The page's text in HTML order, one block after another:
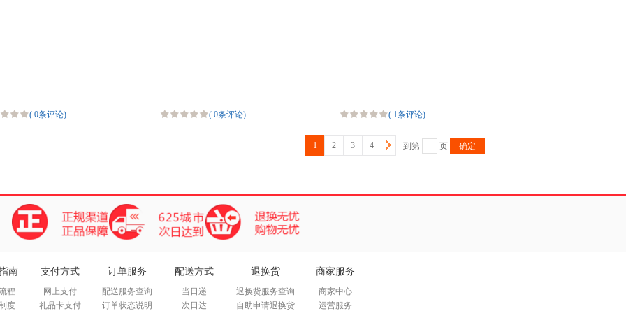
( 0条评论) ( 0条评论) ( 1条评论)
到第 页 确定
1 2 3 4
南
程
度
支付方式
网上支付
礼品卡支付
订单服务
配送服务查询
订单状态说明
配送方式
当日递
次日达
退换货
退换货服务查询
自助申请退换货
商家服务
商家中心
运营服务